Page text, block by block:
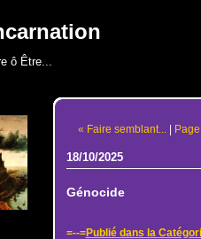
ô Être...
« Faire semblant... |
18/10/2025
Génocide
=--=Publié dans la